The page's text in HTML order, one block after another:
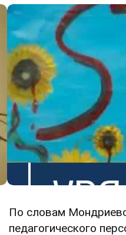
По словам
педагогического